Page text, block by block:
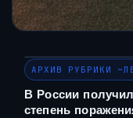
АРХИВ РУБРИКИ
В России
степень